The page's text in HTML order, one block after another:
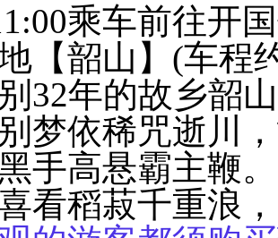
乘车前往开
【韶山】(车程
32年的故乡韶
梦依稀咒逝川
手高悬霸主鞭
看稻菽千重浪